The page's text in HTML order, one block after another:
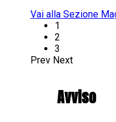
Vai alla Sezione
1
2
3
Prev Next
Avviso